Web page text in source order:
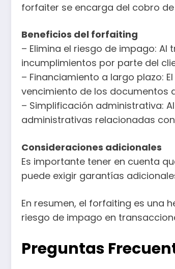
forfaiter se encarga del cobro
Beneficios del forfaiting
– Elimina el riesgo de impago:
incumplimientos por parte del
– Financiamiento a largo plazo:
vencimiento de los documentos
– Simplificación administrativa:
administrativas relacionadas
Consideraciones adicionales
Es importante tener en cuenta
puede exigir garantías
En resumen, el forfaiting es una
riesgo de impago en
Preguntas